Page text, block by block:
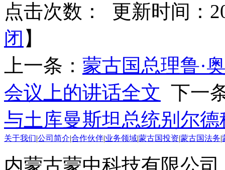
点击次数：
更新时间：
闭 】
上一条： 蒙古国总理鲁·
会议上的讲话全文 下一
与土库曼斯坦总统别尔
关于我们 公司简介 合作伙伴 业务领域 蒙古国投资 蒙古国法务
内蒙古蒙中科技有限公